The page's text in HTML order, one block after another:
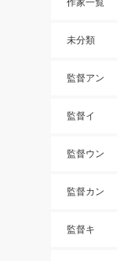
作家一覧
未分類
監督アン
監督イ
監督ウン
監督カン
監督キ